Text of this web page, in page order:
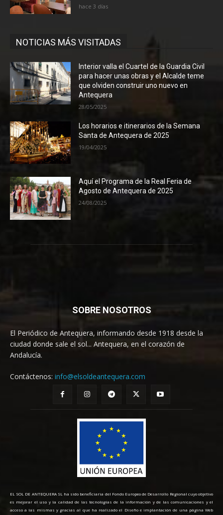
hace 3 días
NOTICIAS MÁS VISITADAS
Interior valla el Cuartel de la Guardia Civil
para hacer unas obras y el Alcalde teme
que olviden construir uno nuevo en
Antequera
28/05/2025
Los horarios e itinerarios de la Semana
Santa de Antequera de 2025
19/04/2025
Aquí el Programa de la Real Feria de
Agosto de Antequera de 2025
24/08/2025
SOBRE NOSOTROS
El Periódico de Antequera, informando desde 1918 desde la
ciudad donde sale el sol... Antequera, en el corazón de
Andalucía.
Contáctenos: info@elsoldeantequera.com
EL SOL DE ANTEQUERA SL ha sido beneficiaria del Fondo Europeo de Desarrollo Regional cuyo objetivo
es mejorar el uso y la calidad de las tecnologías de la información y de las comunicaciones y el
acceso a las mismas y gracias al que ha realizado el Diseño e implantación de una página Web